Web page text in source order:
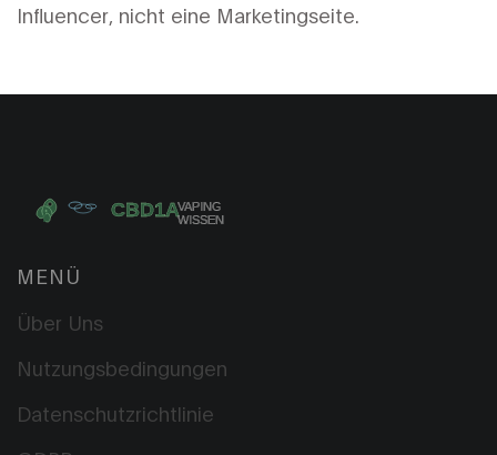
Influencer, nicht eine Marketingseite.
MENÜ
Über Uns
Nutzungsbedingungen
Datenschutzrichtlinie